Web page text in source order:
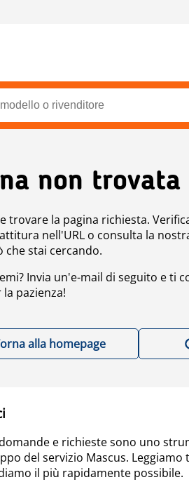
non trovata
trovare la pagina richiesta.
nell'URL o consulta la
che stai cercando.
Invia un'e-mail di seguito e ti
pazienza!
alla homepage
e richieste sono uno
del servizio Mascus.
il più rapidamente possibile.